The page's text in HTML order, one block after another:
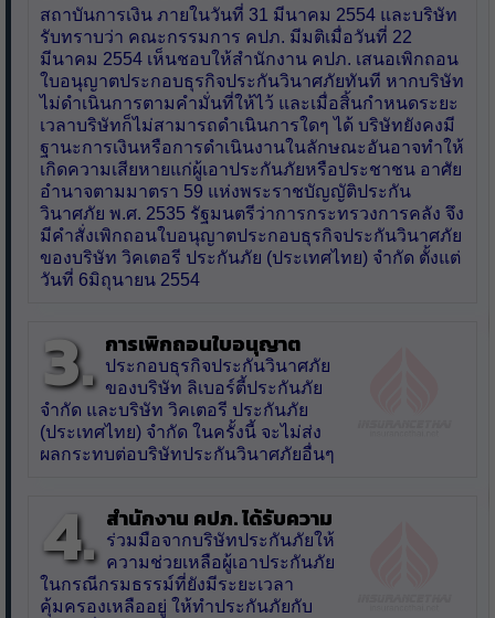
สถาบันการเงิน ภายในวันที่ 31 มีนาคม 2554 และบริษัท
รับทราบว่า คณะกรรมการ คปภ. มีมติเมื่อวันที่ 22
มีนาคม 2554 เห็นชอบให้สำนักงาน คปภ. เสนอเพิกถอน
ใบอนุญาตประกอบธุรกิจประกันวินาศภัยทันที หากบริษัท
ไม่ดำเนินการตามคำมั่นที่ให้ไว้ และเมื่อสิ้นกำหนดระยะ
เวลาบริษัทก็ไม่สามารถดำเนินการใดๆ ได้ บริษัทยังคงมี
ฐานะการเงินหรือการดำเนินงานในลักษณะอันอาจทำให้
เกิดความเสียหายแก่ผู้เอาประกันภัยหรือประชาชน อาศัย
อำนาจตามมาตรา 59 แห่งพระราชบัญญัติประกัน
วินาศภัย พ.ศ. 2535 รัฐมนตรีว่าการกระทรวงการคลัง จึง
มีคำสั่งเพิกถอนใบอนุญาตประกอบธุรกิจประกันวินาศภัย
ของบริษัท วิคเตอรี ประกันภัย (ประเทศไทย) จำกัด ตั้งแต่
วันที่ 6มิถุนายน 2554
3. การเพิกถอนใบอนุญาต
ประกอบธุรกิจประกันวินาศภัย
ของบริษัท ลิเบอร์ตี้ประกันภัย
จำกัด และบริษัท วิคเตอรี ประกันภัย
(ประเทศไทย) จำกัด ในครั้งนี้ จะไม่ส่ง
ผลกระทบต่อบริษัทประกันวินาศภัยอื่นๆ
4. สำนักงาน คปภ. ได้รับความ
ร่วมมือจากบริษัทประกันภัยให้
ความช่วยเหลือผู้เอาประกันภัย
ในกรณีกรมธรรม์ที่ยังมีระยะเวลา
คุ้มครองเหลืออยู่ ให้ทำประกันภัยกับ